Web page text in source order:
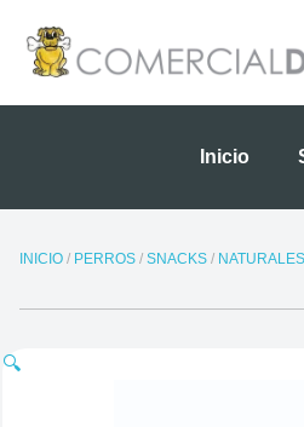
contenido
Inicio
INICIO / PERROS / SNACKS / NATURALES
🔍